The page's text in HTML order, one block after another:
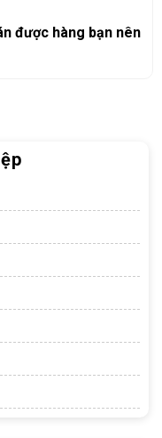
được hàng bạn nên